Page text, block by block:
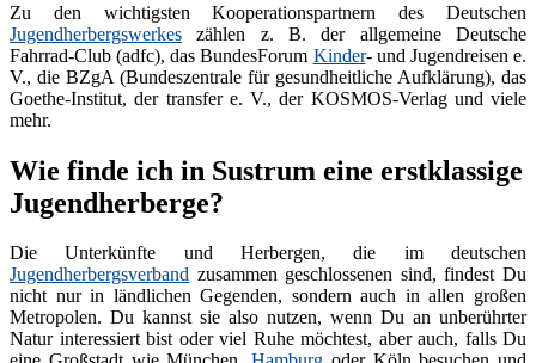
Zu den wichtigsten Kooperationspartnern des Deutschen
Jugendherbergswerkes zählen z. B. der allgemeine Deutsche
Fahrrad-Club (adfc), das BundesForum Kinder- und Jugendreisen e.
V., die BZgA (Bundeszentrale für gesundheitliche Aufklärung), das
Goethe-Institut, der transfer e. V., der KOSMOS-Verlag und viele
mehr.
Wie finde ich in Sustrum eine erstklassige
Jugendherberge?
Die Unterkünfte und Herbergen, die im deutschen
Jugendherbergsverband zusammen geschlossenen sind, findest Du
nicht nur in ländlichen Gegenden, sondern auch in allen großen
Metropolen. Du kannst sie also nutzen, wenn Du an unberührter
Natur interessiert bist oder viel Ruhe möchtest, aber auch, falls Du